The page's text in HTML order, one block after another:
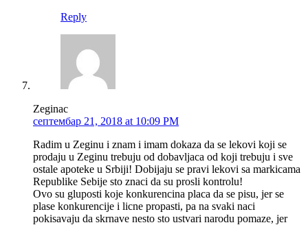
Reply
Zeginac
септембар 21, 2018 at 10:09 PM
Radim u Zeginu i znam i imam dokaza da se lekovi koji se
prodaju u Zeginu trebuju od dobavljaca od koji trebuju i sve
ostale apoteke u Srbiji! Dobijaju se pravi lekovi sa markicama
Republike Sebije sto znaci da su prosli kontrolu!
Ovo su gluposti koje konkurencina placa da se pisu, jer se
plase konkurencije i licne propasti, pa na svaki naci
pokisavaju da skrnave nesto sto ustvari narodu pomaze, jer